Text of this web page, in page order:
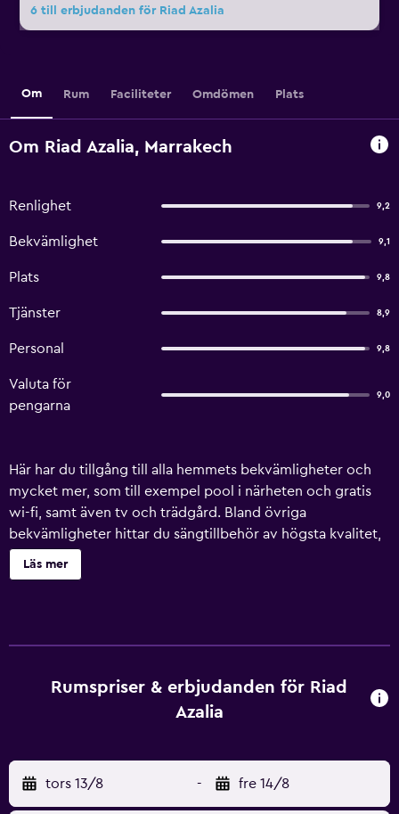
6 till erbjudanden för Riad Azalia
Om Rum Faciliteter Omdömen Plats
Om Riad Azalia, Marrakech
Renlighet 9,2
Bekvämlighet 9,1
Plats 9,8
Tjänster 8,9
Personal 9,8
Valuta för
pengarna
9,0
Här har du tillgång till alla hemmets bekvämligheter och
mycket mer, som till exempel pool i närheten och gratis
wi-fi, samt även tv och trädgård. Bland övriga
bekvämligheter hittar du sängtillbehör av högsta kvalitet,
tvättstuga, hårtork och handdukar.
Läs mer
Rumspriser & erbjudanden för Riad
Azalia
tors 13/8 - fre 14/8